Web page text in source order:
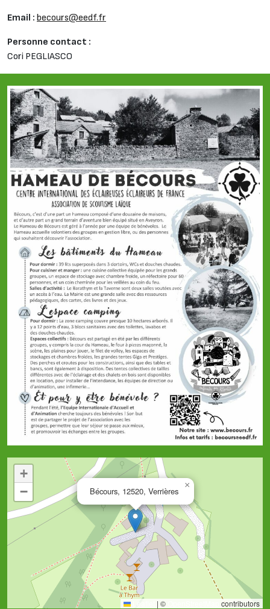
Email : becours@eedf.fr
Personne contact :
Cori PEGLIASCO
Bécours, 12520, Verrières
×
+
−
| © contributors